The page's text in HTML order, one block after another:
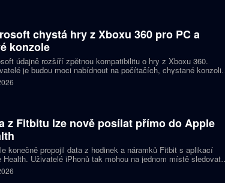
chystá hry z Xboxu 360 pro PC a
konzole
údajně rozšíří zpětnou kompatibilitu o hry z Xboxu 360.
je budou moci nabídnout na počítačích, chystané konzoli
Helix i přenosných zařízeních. První tituly by mohly dorazit
let 2027 a 2028.
z Fitbitu lze nově posílat přímo do Apple
konečně propojil data z hodinek a náramků Fitbit s aplikací
Health. Uživatelé iPhonů tak mohou na jednom místě sledovat
cvičení, spánek i zdravotní údaje. Novinka odstraňuje omezení,
bylo dosud nutné využívat pomocné aplikace nebo jiné